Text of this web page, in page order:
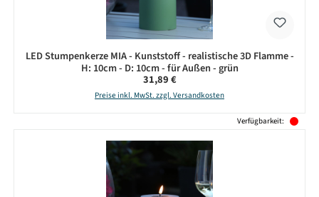
LED Stumpenkerze MIA - Kunststoff - realistische 3D Flamme -
H: 10cm - D: 10cm - für Außen - grün
Regulärer Preis:
31,89 €
Preise inkl. MwSt. zzgl. Versandkosten
Verfügbarkeit: